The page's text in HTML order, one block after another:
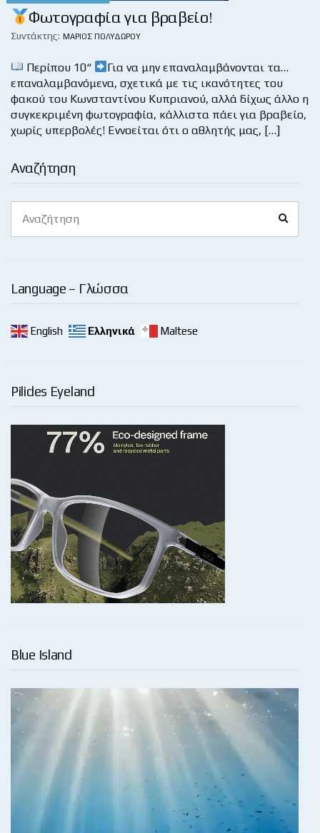
Αναζήτηση
for:
Language – Γλώσσα
English Ελληνικά Maltese
Pilides Eyeland
Blue Island
Φωτογραφία για βραβείο!
Συντάκτης: ΜΆΡΙΟΣ ΠΟΛΥΔΏΡΟΥ
Περίπου 10“
Για να μην επαναλαμβάνονται τα…
επαναλαμβανόμενα, σχετικά με τις ικανότητες του
φακού του Κωνσταντίνου Κυπριανού, αλλά δίχως άλλο η
συγκεκριμένη φωτογραφία, κάλλιστα πάει για βραβείο,
χωρίς υπερβολές! Εννοείται ότι ο αθλητής μας, […]